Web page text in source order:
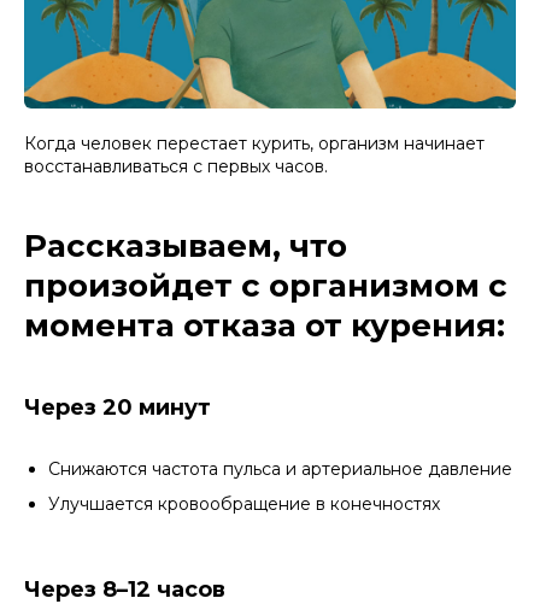
Когда человек перестает курить, организм начинает
восстанавливаться с первых часов.
Рассказываем, что
произойдет с организмом с
момента отказа от курения:
Через 20 минут
Снижаются частота пульса и артериальное давление
Улучшается кровообращение в конечностях
Через 8–12 часов